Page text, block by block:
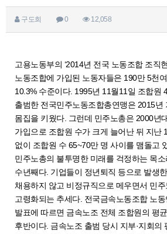
구도희 0 12,058
고용노동부의 ‘2014년 전국 노동조합 조직
노동조합에 가입된 노동자들은 190만 5천
10.3% 수준이다. 1995년 11월11일 조합원
출범한 전국민주노동조합총연맹은 2015년
몸집을 키웠다. 그런데 민주노총은 2000년
가입으로 조합원 수가 크게 늘어난 뒤 지난
없이 조합원 수 65~70만 명 사이를 맴돌고
민주노총의 불투명한 미래를 걱정하는 목
수년째다. 기업들이 정년퇴직 등으로 발생
채용하지 않고 비정규직으로 메우면서 민
고령화되는 추세다. 전국금속노동조합 노
발표에 따르면 금속노조 전체 조합원의 평
후반이다. 금속노조 출범 당시 지부·지회의